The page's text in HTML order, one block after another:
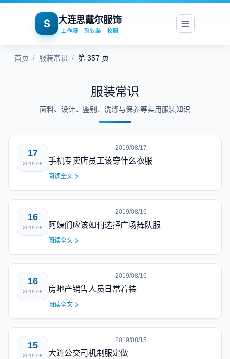
S 大连思戴尔服饰
工作服 · 职业装 · 校服
首页 / 服装常识 / 第 357 页
服装常识
面料、设计、鉴别、洗涤与保养等实用服装知识
17
2019.08
2019/08/17
手机专卖店员工该穿什么衣服
阅读全文
16
2019.08
2019/08/16
阿姨们应该如何选择广场舞队服
阅读全文
16
2019.08
2019/08/16
房地产销售人员日常着装
阅读全文
15
2019.08
2019/08/15
大连公交司机制服定做